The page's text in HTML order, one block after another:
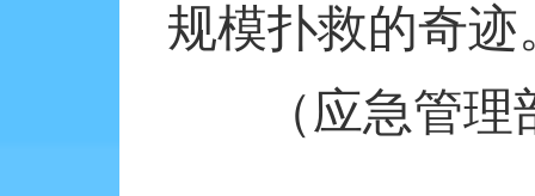
规模扑救的奇迹
（应急管